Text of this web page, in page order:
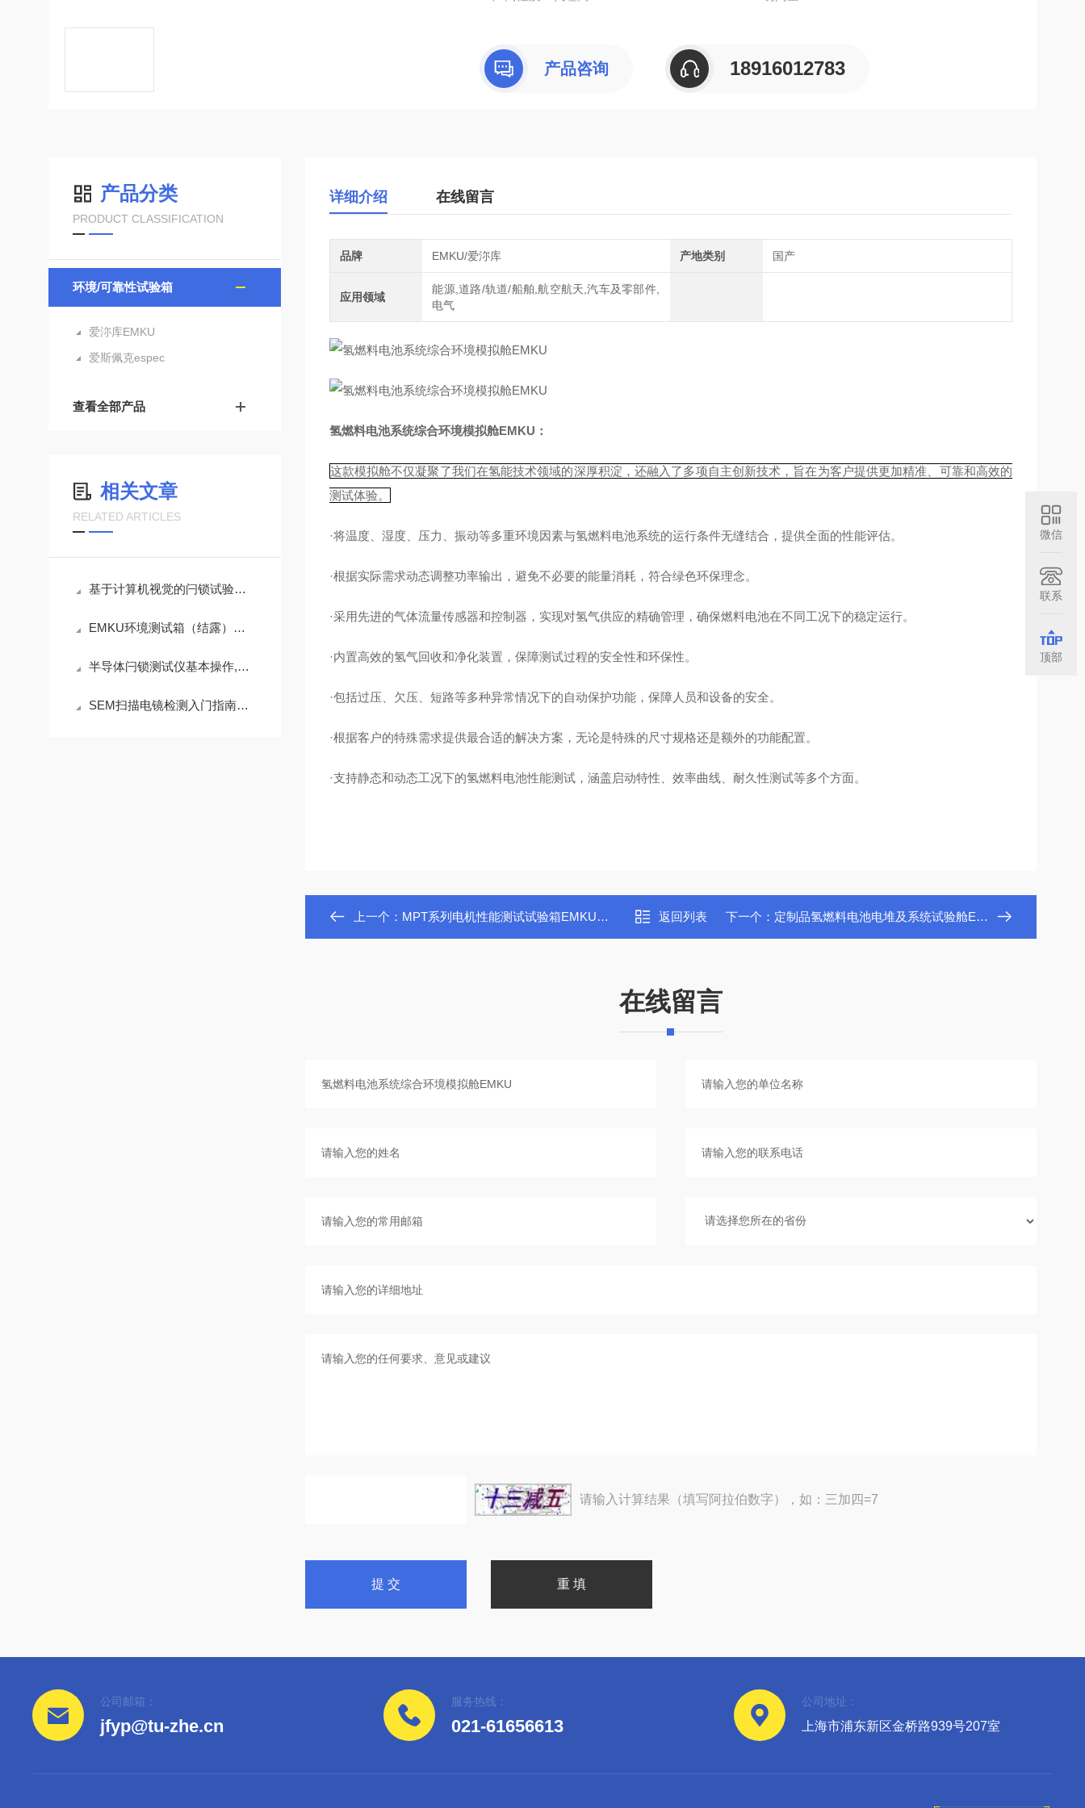
产品咨询 18916012783
产品分类
PRODUCT CLASSIFICATION
环境/可靠性试验箱
爱沵库EMKU
爱斯佩克espec
查看全部产品
相关文章
RELATED ARTICLES
基于计算机视觉的闩锁试验机台自动检测研究
EMKU环境测试箱（结露）湿热交变试验箱的专用操作注意事项
半导体闩锁测试仪基本操作,新手不得不看
SEM扫描电镜检测入门指南：从样品制备到图像解读
详细介绍 在线留言
品牌 EMKU/爱沵库 产地类别 国产
应用领域
能源,道路/轨道/船舶,航空航天,汽车及零部件,
电气
氢燃料电池系统综合环境模拟舱EMKU ：
这款模拟舱不仅凝聚了我们在氢能技术领域的深厚积淀，还融入了多项自主创新技术，旨在为客户提供更加精准、可靠和高效的
测试体验。
·将温度、湿度、压力、振动等多重环境因素与氢燃料电池系统的运行条件无缝结合，提供全面的性能评估。
·根据实际需求动态调整功率输出，避免不必要的能量消耗，符合绿色环保理念。
·采用先进的气体流量传感器和控制器，实现对氢气供应的精确管理，确保燃料电池在不同工况下的稳定运行。
·内置高效的氢气回收和净化装置，保障测试过程的安全性和环保性。
·包括过压、欠压、短路等多种异常情况下的自动保护功能，保障人员和设备的安全。
·根据客户的特殊需求提供最合适的解决方案，无论是特殊的尺寸规格还是额外的功能配置。
·支持静态和动态工况下的氢燃料电池性能测试，涵盖启动特性、效率曲线、耐久性测试等多个方面。
上一个： MPT系列电机性能测试试验箱EMKU爱沵库 返回列表 下一个： 定制品氢燃料电池电堆及系统试验舱EMKU
在线留言
请输入计算结果（填写阿拉伯数字），如：三加四=7
公司邮箱：
jfyp@tu-zhe.cn
服务热线：
021-61656613
公司地址：
上海市浦东新区金桥路939号207室
微信
联系
顶部